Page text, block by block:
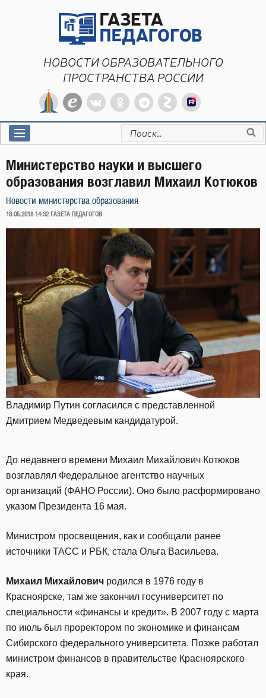
НОВОСТИ ОБРАЗОВАТЕЛЬНОГО
ПРОСТРАНСТВА РОССИИ
Искать:
Министерство науки и высшего
образования возглавил Михаил Котюков
Новости министерства образования
ОПУБЛИКОВАНО
18.05.2018 14:32 ГАЗЕТА ПЕДАГОГОВ
Владимир Путин согласился с представленной
Дмитрием Медведевым кандидатурой.
До недавнего времени Михаил Михайлович Котюков
возглавлял Федеральное агентство научных
организаций (ФАНО России). Оно было расформировано
указом Президента 16 мая.
Министром просвещения, как и сообщали ранее
источники ТАСС и РБК, стала Ольга Васильева.
Михаил Михайлович родился в 1976 году в
Красноярске, там же закончил госуниверситет по
специальности «финансы и кредит». В 2007 году с марта
по июль был проректором по экономике и финансам
Сибирского федерального университета. Позже работал
министром финансов в правительстве Красноярского
края.